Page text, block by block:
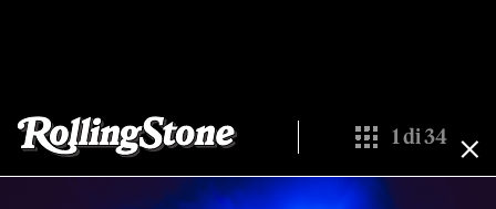
Show All
1di34